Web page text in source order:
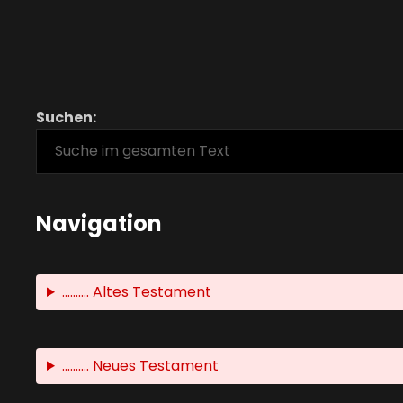
Suchen:
Navigation
.......... Altes Testament
.......... Neues Testament